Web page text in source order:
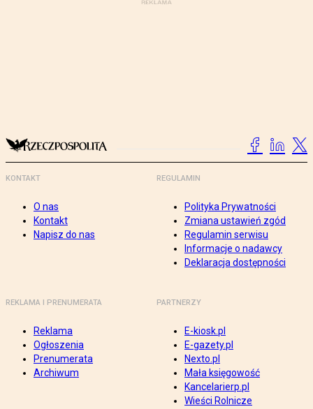
KONTAKT
O nas
Kontakt
Napisz do nas
REGULAMIN
Polityka Prywatności
Zmiana ustawień zgód
Regulamin serwisu
Informacje o nadawcy
Deklaracja dostępności
REKLAMA I PRENUMERATA
Reklama
Ogłoszenia
Prenumerata
Archiwum
PARTNERZY
E-kiosk.pl
E-gazety.pl
Nexto.pl
Mała księgowość
Kancelarierp.pl
Wieści Rolnicze